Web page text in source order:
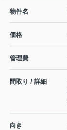
物件名
価格
管理費
間取り / 詳細
向き